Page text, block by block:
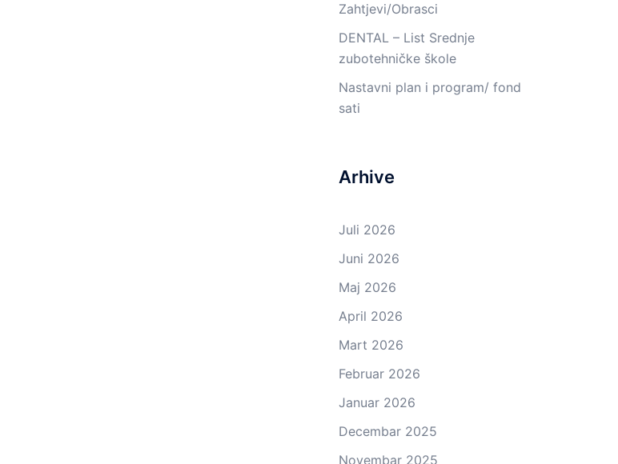
Zahtjevi/Obrasci
DENTAL – List Srednje
zubotehničke škole
Nastavni plan i program/ fond
sati
Arhive
Juli 2026
Juni 2026
Maj 2026
April 2026
Mart 2026
Februar 2026
Januar 2026
Decembar 2025
Novembar 2025